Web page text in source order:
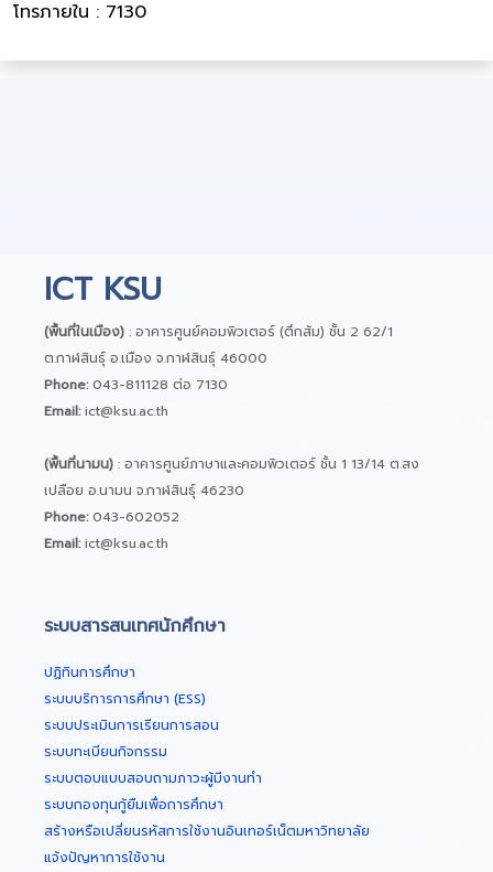
โทรภายใน : 7130
ICT KSU
(พื้นที่ในเมือง) : อาคารศูนย์คอมพิวเตอร์ (ตึกส้ม) ชั้น 2 62/1
ต.กาฬสินธุ์ อ.เมือง จ.กาฬสินธุ์ 46000
Phone:043-811128 ต่อ 7130
Email:ict@ksu.ac.th
(พื้นที่นามน) : อาคารศูนย์ภาษาและคอมพิวเตอร์ ชั้น 1 13/14 ต.สง
เปลือย อ.นามน จ.กาฬสินธุ์ 46230
Phone:043-602052
Email:ict@ksu.ac.th
ระบบสารสนเทศนักศึกษา
ปฏิทินการศึกษา
ระบบบริการการศึกษา (ESS)
ระบบประเมินการเรียนการสอน
ระบบทะเบียนกิจกรรม
ระบบตอบแบบสอบถามภาวะผู้มีงานทำ
ระบบกองทุนกู้ยืมเพื่อการศึกษา
สร้างหรือเปลี่ยนรหัสการใช้งานอินเทอร์เน็ตมหาวิทยาลัย
แจ้งปัญหาการใช้งาน